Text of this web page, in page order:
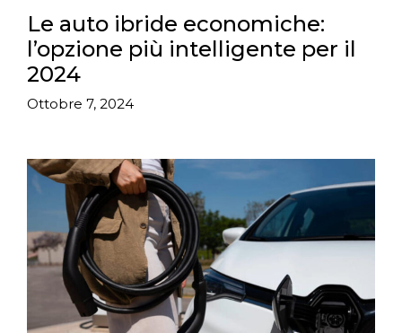
Le auto ibride economiche:
l’opzione più intelligente per il
2024
Ottobre 7, 2024